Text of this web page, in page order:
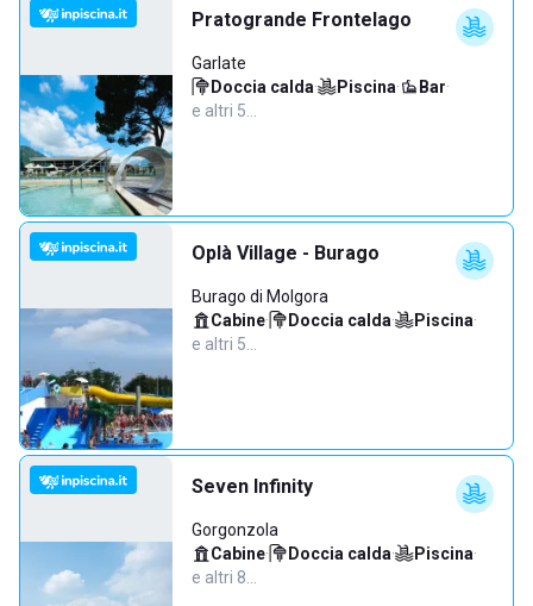
Pratogrande Frontelago
Garlate
Doccia calda· Piscina· Bar·
e altri 5…
Oplà Village - Burago
Burago di Molgora
Cabine· Doccia calda· Piscina·
e altri 5…
Seven Infinity
Gorgonzola
Cabine· Doccia calda· Piscina·
e altri 8…